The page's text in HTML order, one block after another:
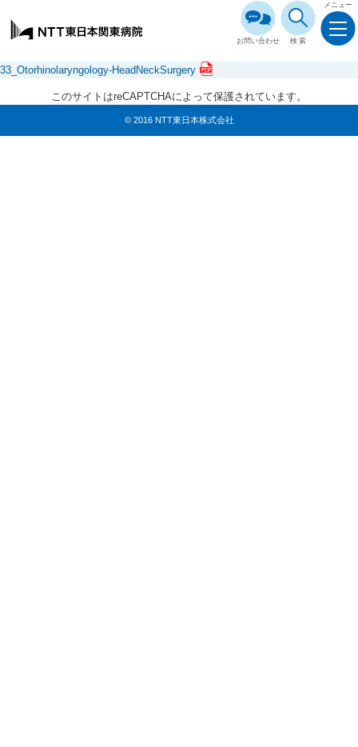
お問い合わせ 検索
メニュー
33_Otorhinolaryngology-HeadNeckSurgery
このサイトはreCAPTCHAによって保護されています。
© 2016 NTT東日本株式会社